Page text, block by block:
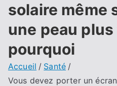
solaire même
une peau
pourquoi
Accueil
Santé
Vous devez porter un